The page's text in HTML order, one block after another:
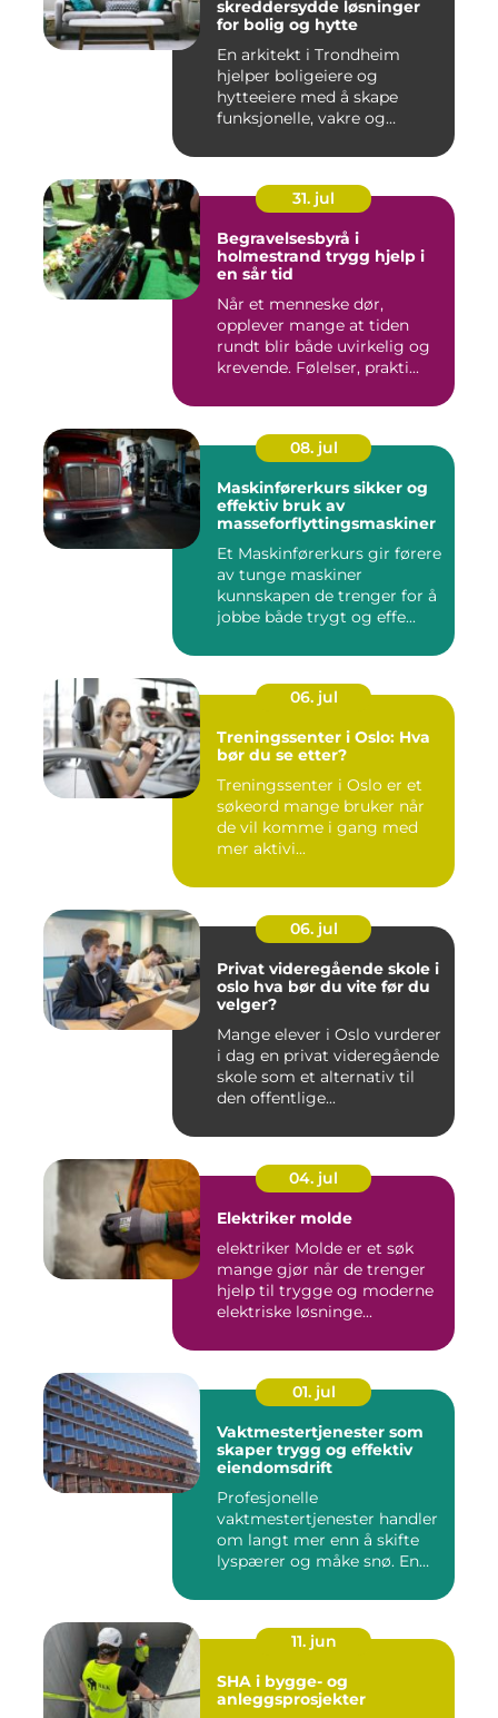
skreddersydde løsninger
for bolig og hytte
En arkitekt i Trondheim
hjelper boligeiere og
hytteeiere med å skape
funksjonelle, vakre og
31. jul
Begravelsesbyrå i
holmestrand trygg hjelp i
en sår tid
Når et menneske dør,
opplever mange at tiden
rundt blir både uvirkelig og
krevende. Følelser, prakti...
08. jul
Maskinførerkurs sikker og
effektiv bruk av
masseforflyttingsmaskiner
Et Maskinførerkurs gir førere
av tunge maskiner
kunnskapen de trenger for å
jobbe både trygt og effe...
06. jul
Treningssenter i Oslo: Hva
bør du se etter?
Treningssenter i Oslo er et
søkeord mange bruker når
de vil komme i gang med
mer aktivi...
06. jul
Privat videregående skole i
oslo hva bør du vite før du
velger?
Mange elever i Oslo vurderer
i dag en privat videregående
skole som et alternativ til
den offentlige...
04. jul
Elektriker molde
elektriker Molde er et søk
mange gjør når de trenger
hjelp til trygge og moderne
elektriske løsninge...
01. jul
Vaktmestertjenester som
skaper trygg og effektiv
eiendomsdrift
Profesjonelle
vaktmestertjenester handler
om langt mer enn å skifte
lyspærer og måke snø. En
11. jun
SHA i bygge- og
anleggsprosjekter